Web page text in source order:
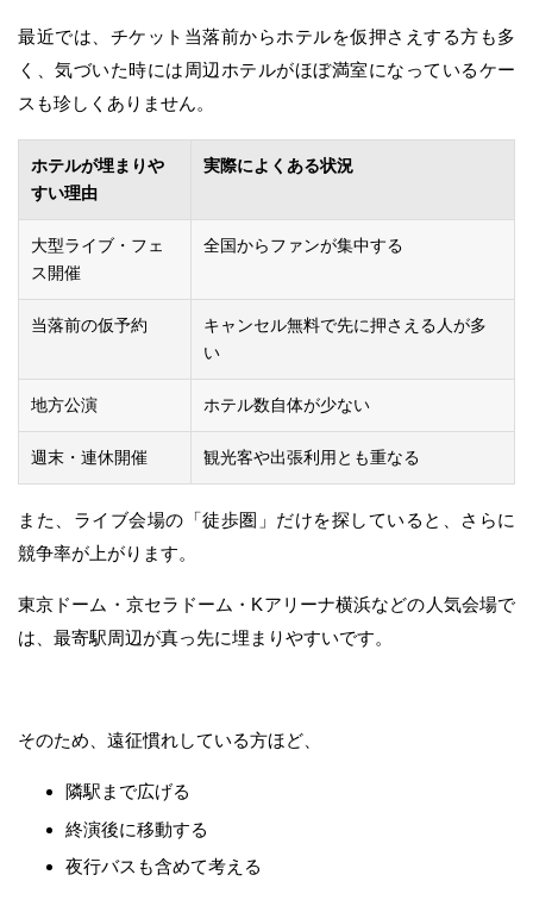
最近では、チケット当落前からホテルを仮押さえする方も多
く、気づいた時には周辺ホテルがほぼ満室になっているケー
スも珍しくありません。
ホテルが埋まりや
すい理由
実際によくある状況
大型ライブ・フェ
ス開催
全国からファンが集中する
当落前の仮予約
キャンセル無料で先に押さえる人が多
い
地方公演 ホテル数自体が少ない
週末・連休開催 観光客や出張利用とも重なる
また、ライブ会場の「徒歩圏」だけを探していると、さらに
競争率が上がります。
東京ドーム・京セラドーム・Kアリーナ横浜などの人気会場で
は、最寄駅周辺が真っ先に埋まりやすいです。
そのため、遠征慣れしている方ほど、
隣駅まで広げる
終演後に移動する
夜行バスも含めて考える